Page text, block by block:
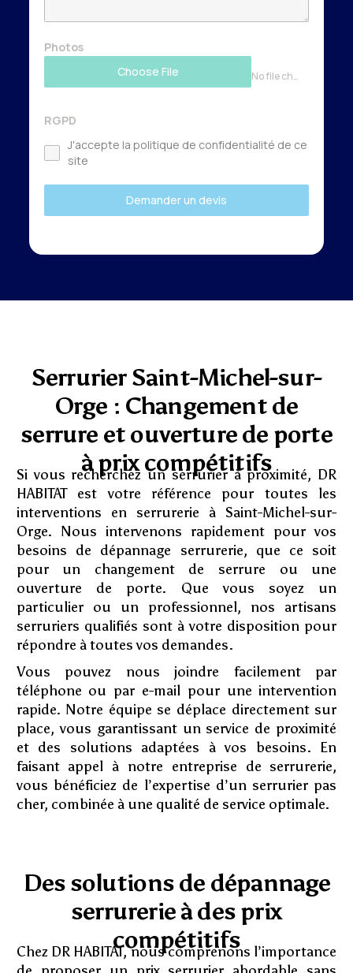
Photos
Choose File
No file chosen
RGPD
J'accepte la politique de confidentialité de ce
site
Demander un devis
Serrurier Saint-Michel-sur-
Orge : Changement de
serrure et ouverture de porte
à prix compétitifs
Si vous recherchez un serrurier à proximité, DR
HABITAT est votre référence pour toutes les
interventions en serrurerie à Saint-Michel-sur-
Orge. Nous intervenons rapidement pour vos
besoins de dépannage serrurerie, que ce soit
pour un changement de serrure ou une
ouverture de porte. Que vous soyez un
particulier ou un professionnel, nos artisans
serruriers qualifiés sont à votre disposition pour
répondre à toutes vos demandes.
Vous pouvez nous joindre facilement par
téléphone ou par e-mail pour une intervention
rapide. Notre équipe se déplace directement sur
place, vous garantissant un service de proximité
et des solutions adaptées à vos besoins. En
faisant appel à notre entreprise de serrurerie,
vous bénéficiez de l’expertise d’un serrurier pas
cher, combinée à une qualité de service optimale.
Des solutions de dépannage
serrurerie à des prix
compétitifs
Chez DR HABITAT, nous comprenons l’importance